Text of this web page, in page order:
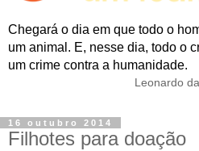
Chegará o dia em que todo o
um animal. E, nesse dia, todo o
um crime contra a humanidade.
Leonardo
16 outubro 2014
Filhotes para doação